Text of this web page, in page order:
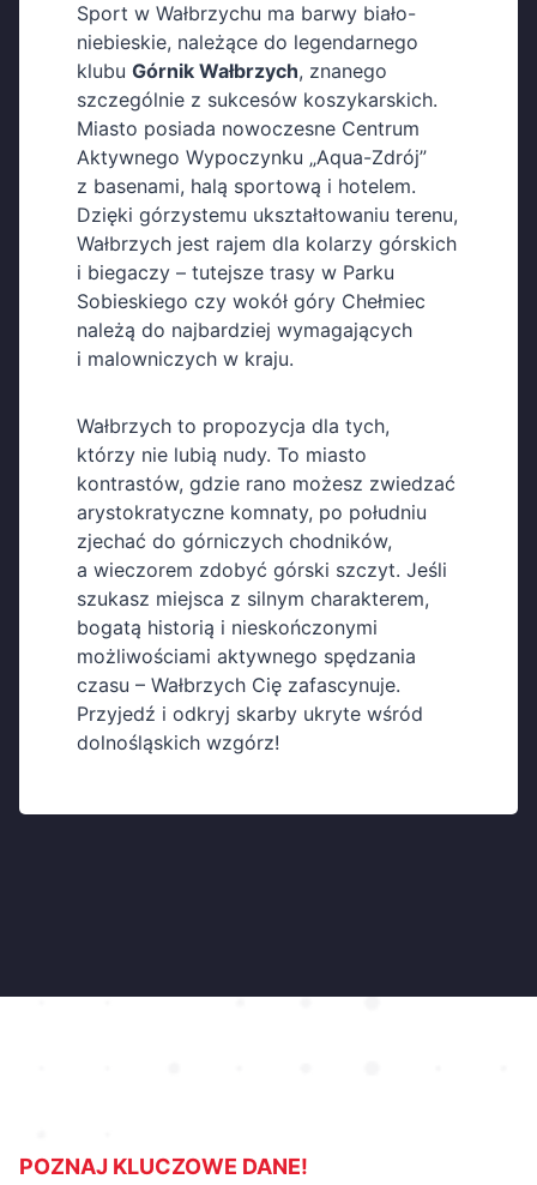
Sport w Wałbrzychu ma barwy biało-
niebieskie, należące do legendarnego
klubu Górnik Wałbrzych, znanego
szczególnie z sukcesów koszykarskich.
Miasto posiada nowoczesne Centrum
Aktywnego Wypoczynku „Aqua-Zdrój”
z basenami, halą sportową i hotelem.
Dzięki górzystemu ukształtowaniu terenu,
Wałbrzych jest rajem dla kolarzy górskich
i biegaczy – tutejsze trasy w Parku
Sobieskiego czy wokół góry Chełmiec
należą do najbardziej wymagających
i malowniczych w kraju.
Wałbrzych to propozycja dla tych,
którzy nie lubią nudy. To miasto
kontrastów, gdzie rano możesz zwiedzać
arystokratyczne komnaty, po południu
zjechać do górniczych chodników,
a wieczorem zdobyć górski szczyt. Jeśli
szukasz miejsca z silnym charakterem,
bogatą historią i nieskończonymi
możliwościami aktywnego spędzania
czasu – Wałbrzych Cię zafascynuje.
Przyjedź i odkryj skarby ukryte wśród
dolnośląskich wzgórz!
POZNAJ KLUCZOWE DANE!